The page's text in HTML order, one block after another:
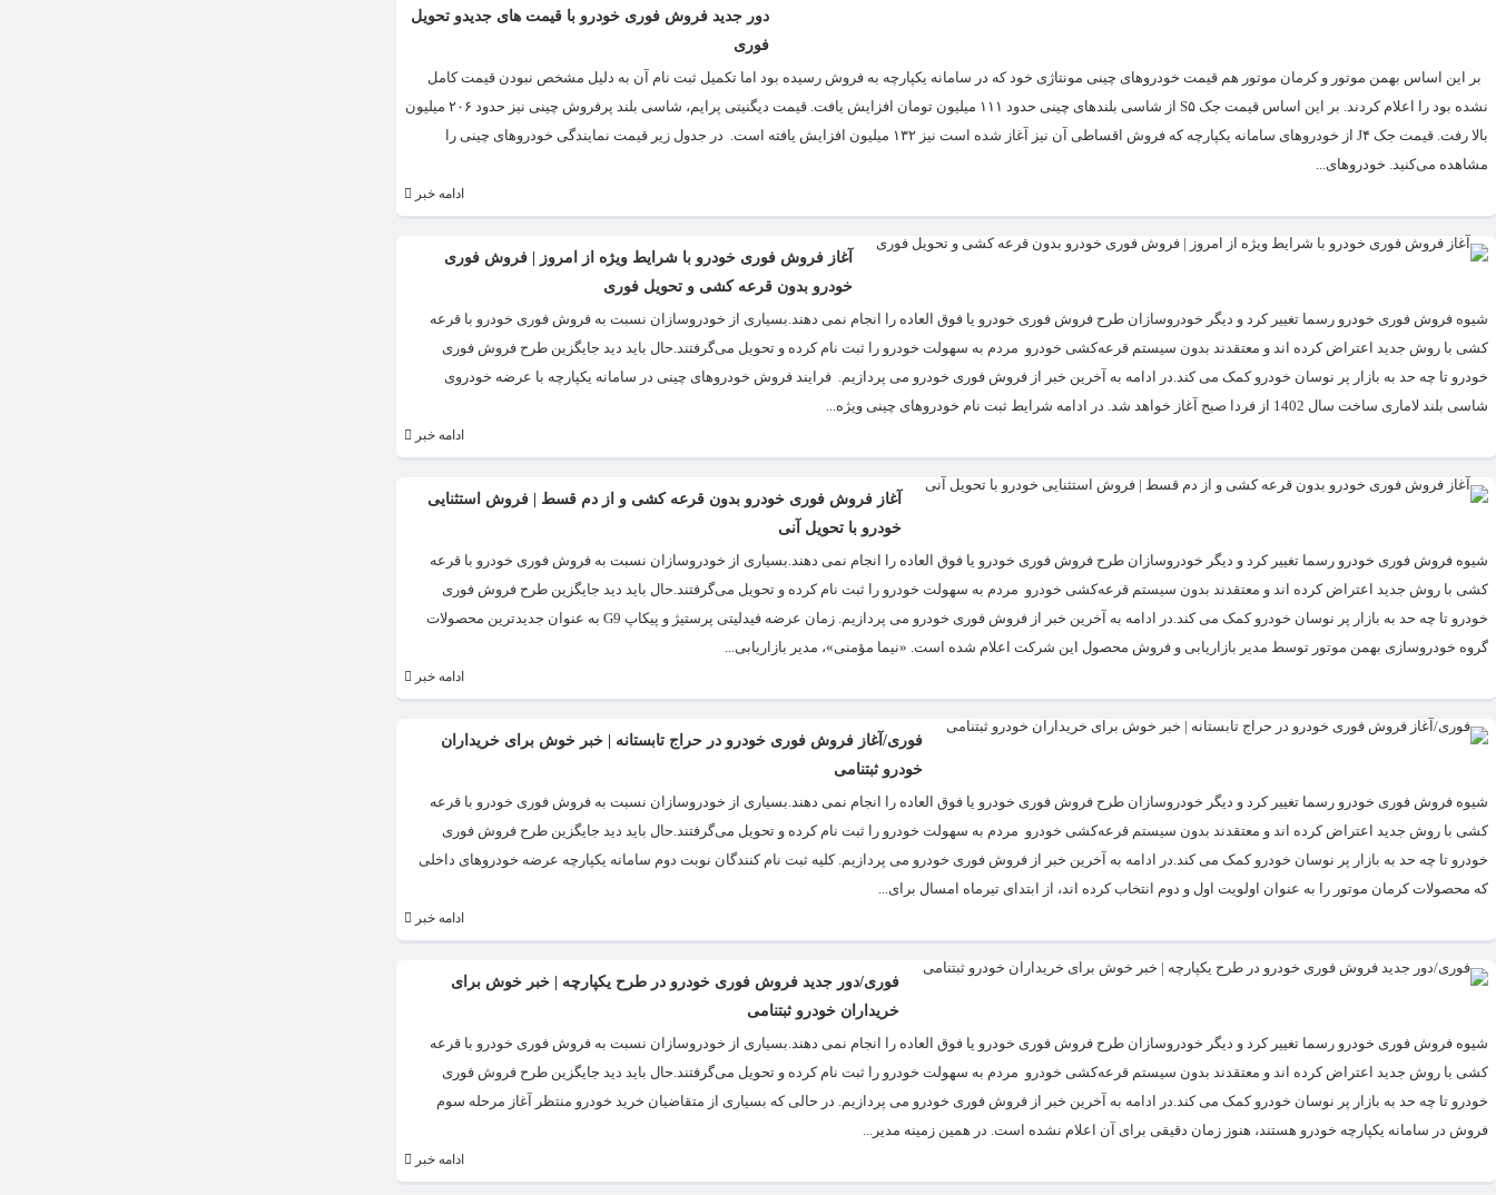
دور جدید فروش فوری خودرو با قیمت های جدیدو تحویل
فوری
بر این اساس بهمن موتور و کرمان موتور هم قیمت خودروهای چینی مونتاژی خود که در سامانه یکپارچه به فروش رسیده بود اما تکمیل ثبت نام آن به دلیل مشخص نبودن قیمت کامل
نشده بود را اعلام کردند. بر این اساس قیمت جک S۵ از شاسی بلندهای چینی حدود ۱۱۱ میلیون تومان افزایش یافت. قیمت دیگنیتی پرایم، شاسی بلند پرفروش چینی نیز حدود ۲۰۶ میلیون
بالا رفت. قیمت جک J۴ از خودروهای سامانه یکپارچه که فروش اقساطی آن نیز آغاز شده است نیز ۱۳۲ میلیون افزایش یافته است. در جدول زیر قیمت نمایندگی خودروهای چینی را
مشاهده می‌کنید. خودروهای...
ادامه خبر
آغاز فروش فوری خودرو با شرایط ویژه از امروز | فروش فوری
خودرو بدون قرعه کشی و تحویل فوری
​شیوه فروش فوری خودرو رسما تغییر کرد و دیگر خودروسازان طرح فروش فوری خودرو یا فوق العاده را انجام نمی دهند.بسیاری از خودروسازان نسبت به فروش فوری خودرو با قرعه
کشی با روش جدید اعتراض کرده اند و معتقدند بدون سیستم قرعه‌کشی خودرو مردم به سهولت خودرو را ثبت نام کرده و تحویل می‌گرفتند.حال باید دید جایگزین طرح فروش فوری
خودرو تا چه حد به بازار پر نوسان خودرو کمک می کند.در ادامه به آخرین خبر از فروش فوری خودرو می پردازیم. فرایند فروش خودروهای چینی در سامانه یکپارچه با عرضه خودروی
شاسی بلند لاماری ساخت سال 1402 از فردا صبح آغاز خواهد شد. در ادامه شرایط ثبت نام خودروهای چینی ویژه...
ادامه خبر
آغاز فروش فوری خودرو بدون قرعه کشی و از دم قسط | فروش استثنایی
خودرو با تحویل آنی
​شیوه فروش فوری خودرو رسما تغییر کرد و دیگر خودروسازان طرح فروش فوری خودرو یا فوق العاده را انجام نمی دهند.بسیاری از خودروسازان نسبت به فروش فوری خودرو با قرعه
کشی با روش جدید اعتراض کرده اند و معتقدند بدون سیستم قرعه‌کشی خودرو مردم به سهولت خودرو را ثبت نام کرده و تحویل می‌گرفتند.حال باید دید جایگزین طرح فروش فوری
خودرو تا چه حد به بازار پر نوسان خودرو کمک می کند.در ادامه به آخرین خبر از فروش فوری خودرو می پردازیم. زمان عرضه فیدلیتی پرستیژ و پیکاپ G9 به عنوان جدیدترین محصولات
گروه خودروسازی بهمن موتور توسط مدیر بازاریابی و فروش محصول این شرکت اعلام شده است. «نیما مؤمنی»، مدیر بازاریابی...
ادامه خبر
فوری/آغاز فروش فوری خودرو در حراج تابستانه | خبر خوش برای خریداران
خودرو ثبتنامی
​شیوه فروش فوری خودرو رسما تغییر کرد و دیگر خودروسازان طرح فروش فوری خودرو یا فوق العاده را انجام نمی دهند.بسیاری از خودروسازان نسبت به فروش فوری خودرو با قرعه
کشی با روش جدید اعتراض کرده اند و معتقدند بدون سیستم قرعه‌کشی خودرو مردم به سهولت خودرو را ثبت نام کرده و تحویل می‌گرفتند.حال باید دید جایگزین طرح فروش فوری
خودرو تا چه حد به بازار پر نوسان خودرو کمک می کند.در ادامه به آخرین خبر از فروش فوری خودرو می پردازیم. کلیه ثبت نام کنندگان نوبت دوم سامانه یکپارچه عرضه خودروهای داخلی
که محصولات کرمان موتور را به عنوان اولویت اول و دوم انتخاب کرده اند، از ابتدای تیرماه امسال برای...
ادامه خبر
فوری/دور جدید فروش فوری خودرو در طرح یکپارچه | خبر خوش برای
خریداران خودرو ثبتنامی
​شیوه فروش فوری خودرو رسما تغییر کرد و دیگر خودروسازان طرح فروش فوری خودرو یا فوق العاده را انجام نمی دهند.بسیاری از خودروسازان نسبت به فروش فوری خودرو با قرعه
کشی با روش جدید اعتراض کرده اند و معتقدند بدون سیستم قرعه‌کشی خودرو مردم به سهولت خودرو را ثبت نام کرده و تحویل می‌گرفتند.حال باید دید جایگزین طرح فروش فوری
خودرو تا چه حد به بازار پر نوسان خودرو کمک می کند.در ادامه به آخرین خبر از فروش فوری خودرو می پردازیم. در حالی که بسیاری از متقاضیان خرید خودرو منتظر آغاز مرحله سوم
فروش در سامانه یکپارچه خودرو هستند، هنوز زمان دقیقی برای آن اعلام نشده است. در همین زمینه مدیر...
ادامه خبر